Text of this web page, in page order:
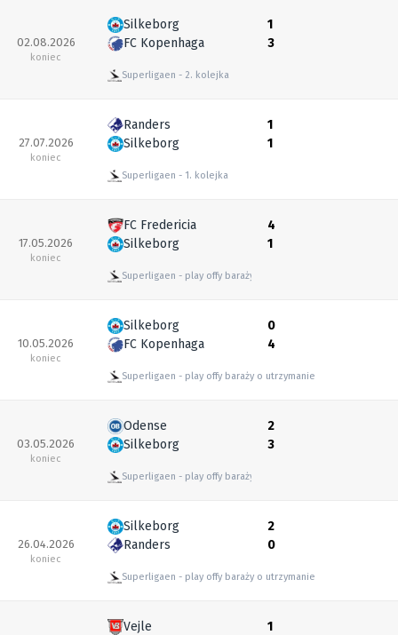
02.08.2026
koniec
Silkeborg
FC Kopenhaga
Superligaen 2. kolejka
1
3
27.07.2026
koniec
Randers
Silkeborg
Superligaen 1. kolejka
1
1
17.05.2026
koniec
FC Fredericia
Silkeborg
Superligaen play offy baraży o utrzymanie
4
1
10.05.2026
koniec
Silkeborg
FC Kopenhaga
Superligaen play offy baraży o utrzymanie
0
4
03.05.2026
koniec
Odense
Silkeborg
Superligaen play offy baraży o utrzymanie
2
3
26.04.2026
koniec
Silkeborg
Randers
Superligaen play offy baraży o utrzymanie
2
0
Vejle
1